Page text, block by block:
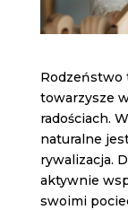
Rodzeństwo
towarzysze
radościach.
naturalne
rywalizacja.
aktywnie
swoimi